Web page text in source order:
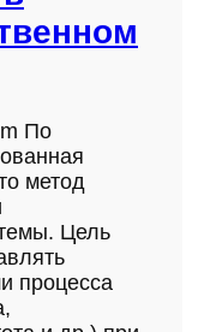
По
метод
Цель
процесса